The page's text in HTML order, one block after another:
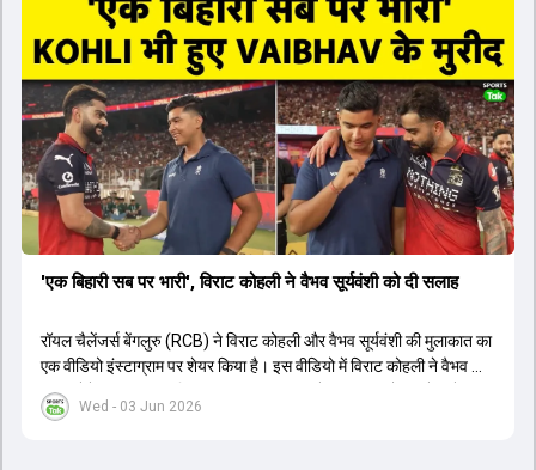
और बेंगलुरु के प्रदर्शन के साथ-साथ लक्ष्य का पीछा करने वाली टीमों की सफलता
के आंकड़ों का भी विश्लेषण किया गया है।
Wed - 03 Jun 2026
'एक बिहारी सब पर भारी', विराट कोहली ने वैभव सूर्यवंशी को दी सलाह
रॉयल चैलेंजर्स बेंगलुरु (RCB) ने विराट कोहली और वैभव सूर्यवंशी की मुलाकात का
एक वीडियो इंस्टाग्राम पर शेयर किया है। इस वीडियो में विराट कोहली ने वैभव को
सलाह देते हुए कहा, 'एक बिहारी सब पर भारी। बस गेम खत्म।' कोहली ने उन्हें खुद
पर विश्वास रखने और नकारात्मक बातों पर ध्यान न देने की सलाह दी। आईपीएल